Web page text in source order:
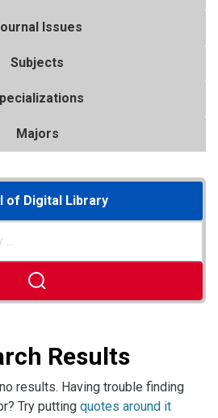
Issues
Subjects
Majors
of Digital Library
Results
results. Having trouble finding
Try putting quotes around it